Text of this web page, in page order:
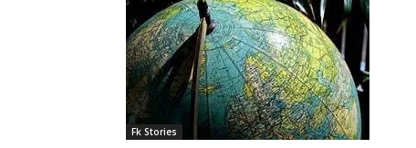
Fk Stories